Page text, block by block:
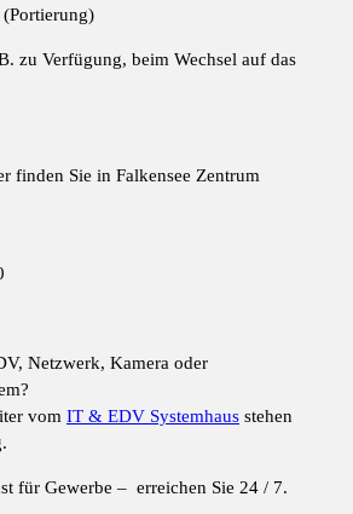
zu Verfügung, beim Wechsel auf das
finden Sie in Falkensee Zentrum
Netzwerk, Kamera oder
vom IT & EDV Systemhaus stehen
für Gewerbe – erreichen Sie 24 / 7.